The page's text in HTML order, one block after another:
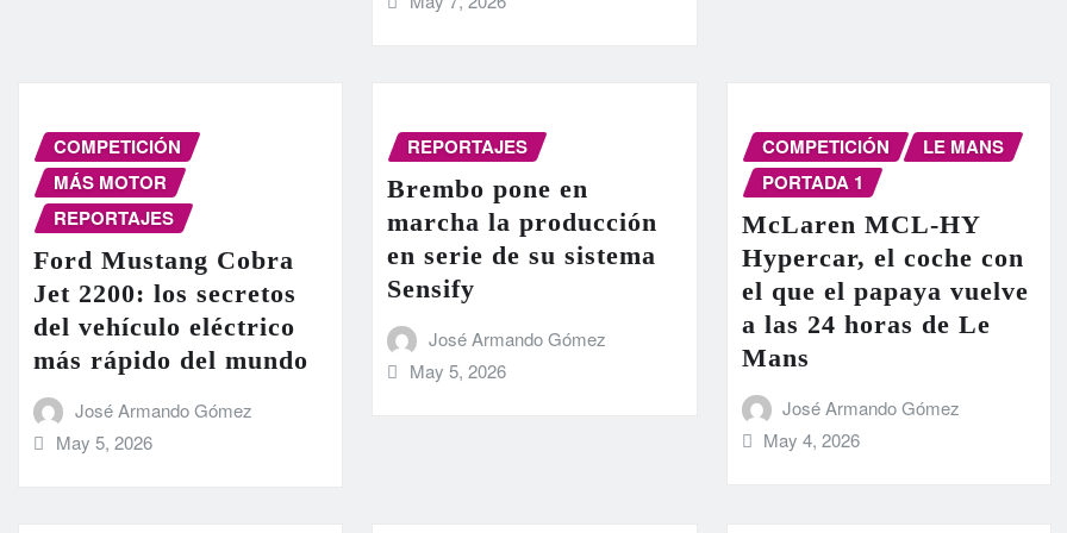
COMPETICIÓN
MÁS MOTOR
REPORTAJES
Ford Mustang Cobra
Jet 2200: los secretos
del vehículo eléctrico
más rápido del mundo
José Armando Gómez
May 5, 2026
REPORTAJES
Brembo pone en
marcha la producción
en serie de su sistema
Sensify
José Armando Gómez
May 5, 2026
COMPETICIÓN
LE MANS
PORTADA 1
McLaren MCL-HY
Hypercar, el coche con
el que el papaya vuelve
a las 24 horas de Le
Mans
José Armando Gómez
May 4, 2026